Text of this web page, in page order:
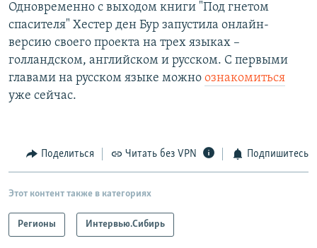
Одновременно с выходом книги "Под гнетом
спасителя" Хестер ден Бур запустила онлайн-
версию своего проекта на трех языках –
голландском, английском и русском. С первыми
главами на русском языке можно ознакомиться
уже сейчас.
Поделиться Читать без VPN Подпишитесь
Этот контент также в категориях
Регионы Интервью.Сибирь